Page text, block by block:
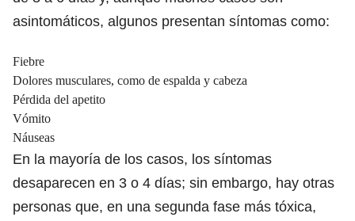
asintomáticos, algunos presentan síntomas como:
Fiebre
Dolores musculares, como de espalda y cabeza
Pérdida del apetito
Vómito
Náuseas
En la mayoría de los casos, los síntomas
desaparecen en 3 o 4 días; sin embargo, hay otras
personas que, en una segunda fase más tóxica,